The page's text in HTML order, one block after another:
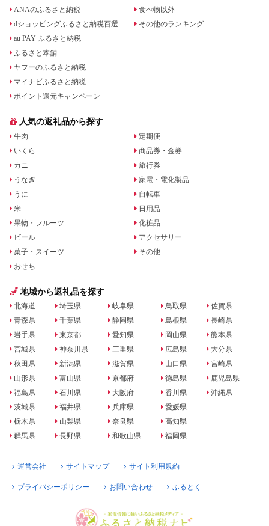
ANAのふるさと納税
dショッピングふるさと納税百選
au PAY ふるさと納税
ふるさと本舗
ヤフーのふるさと納税
マイナビふるさと納税
ポイント還元キャンペーン
食べ物以外
その他のランキング
人気の返礼品から探す
牛肉
いくら
カニ
うなぎ
うに
米
果物・フルーツ
ビール
菓子・スイーツ
おせち
定期便
商品券・金券
旅行券
家電・電化製品
自転車
日用品
化粧品
アクセサリー
その他
地域から返礼品を探す
北海道
青森県
岩手県
宮城県
秋田県
山形県
福島県
茨城県
栃木県
群馬県
埼玉県
千葉県
東京都
神奈川県
新潟県
富山県
石川県
福井県
山梨県
長野県
岐阜県
静岡県
愛知県
三重県
滋賀県
京都府
大阪府
兵庫県
奈良県
和歌山県
鳥取県
島根県
岡山県
広島県
山口県
徳島県
香川県
愛媛県
高知県
福岡県
佐賀県
長崎県
熊本県
大分県
宮崎県
鹿児島県
沖縄県
運営会社 サイトマップ サイト利用規約
プライバシーポリシー お問い合わせ ふるとく